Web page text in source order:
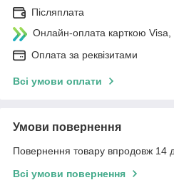
Післяплата
Онлайн-оплата карткою
Оплата за реквізитами
Всі умови оплати
Умови повернення
Повернення товару впродовж 14
Всі умови повернення